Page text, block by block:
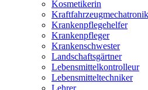
Kosmetikerin
Krankenpflegehelfer
Krankenpfleger
Krankenschwester
Landschaftsgärtner
Lebensmittelkontrolleur
Lebensmitteltechniker
Lehrer